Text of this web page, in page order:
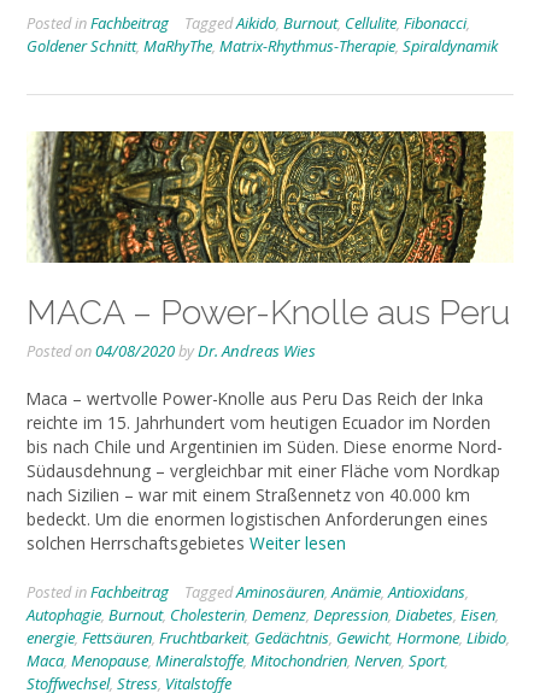
Posted inFachbeitrag TaggedAikido, Burnout, Cellulite, Fibonacci,
Goldener Schnitt, MaRhyThe, Matrix-Rhythmus-Therapie, Spiraldynamik
MACA – Power-Knolle aus Peru
Posted on04/08/2020byDr. Andreas Wies
Maca – wertvolle Power-Knolle aus Peru Das Reich der Inka
reichte im 15. Jahrhundert vom heutigen Ecuador im Norden
bis nach Chile und Argentinien im Süden. Diese enorme Nord-
Südausdehnung – vergleichbar mit einer Fläche vom Nordkap
nach Sizilien – war mit einem Straßennetz von 40.000 km
bedeckt. Um die enormen logistischen Anforderungen eines
solchen Herrschaftsgebietes Weiter lesen
Posted inFachbeitrag TaggedAminosäuren,Anämie,Antioxidans,
Autophagie, Burnout, Cholesterin, Demenz, Depression, Diabetes, Eisen,
energie, Fettsäuren, Fruchtbarkeit, Gedächtnis, Gewicht, Hormone, Libido,
Maca, Menopause, Mineralstoffe, Mitochondrien, Nerven, Sport,
Stoffwechsel, Stress, Vitalstoffe